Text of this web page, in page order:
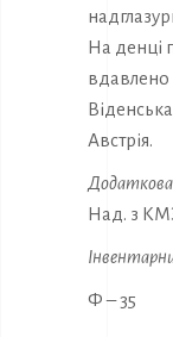
На денці
вдавлено
Австрія.
Над. з
Ф – 35